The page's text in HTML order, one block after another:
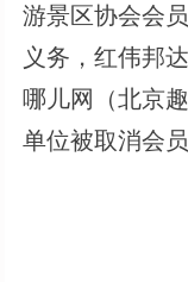
游景区协会会
义务，红伟邦
哪儿网（北京
单位被取消会